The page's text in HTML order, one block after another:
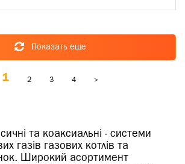
Показать еще
1 2 3 4 >
та коаксиальні - системи
газів газових котлів та
Широкий асортимент